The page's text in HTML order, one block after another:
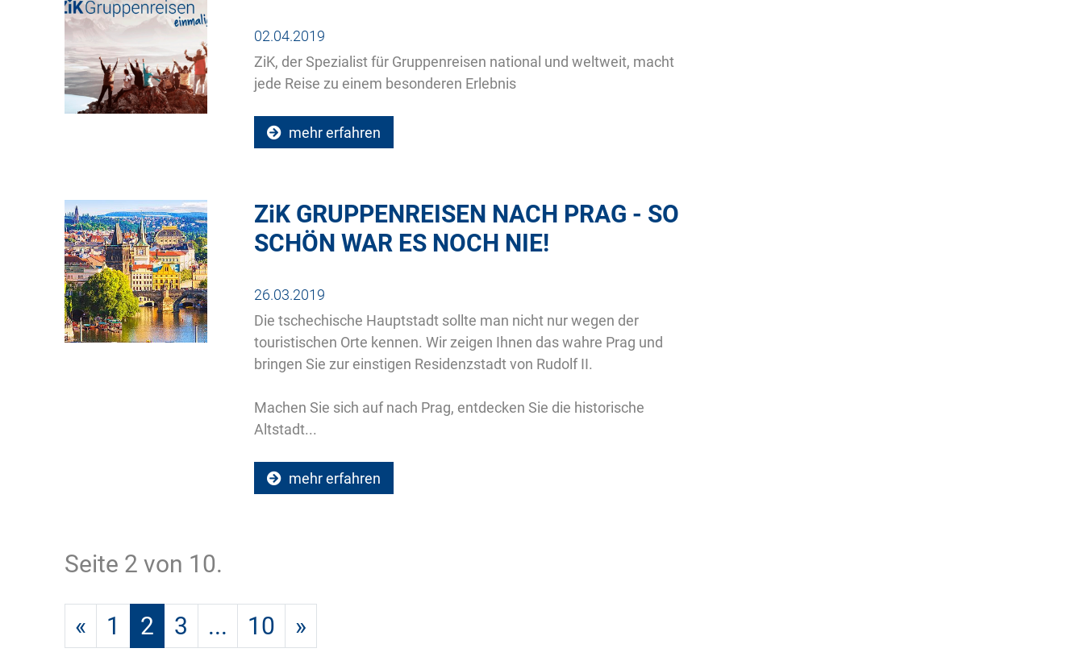
02.04.2019
ZiK, der Spezialist für Gruppenreisen national und weltweit, macht
jede Reise zu einem besonderen Erlebnis
mehr erfahren
ZiKGRUPPENREISEN NACH PRAG - SO
SCHÖN WAR ES NOCH NIE!
26.03.2019
Die tschechische Hauptstadt sollte man nicht nur wegen der
touristischen Orte kennen. Wir zeigen Ihnen das wahre Prag und
bringen Sie zur einstigen Residenzstadt von Rudolf II.
Machen Sie sich auf nach Prag, entdecken Sie die historische
Altstadt...
mehr erfahren
Seite 2 von 10.
« 1 2 3 ... 10 »